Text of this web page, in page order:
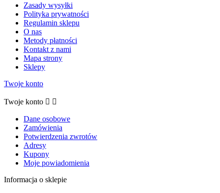
Zasady wysyłki
Polityka prywatności
Regulamin sklepu
O nas
Metody płatności
Kontakt z nami
Mapa strony
Sklepy
Twoje konto
Twoje konto  
Dane osobowe
Zamówienia
Potwierdzenia zwrotów
Adresy
Kupony
Moje powiadomienia
Informacja o sklepie